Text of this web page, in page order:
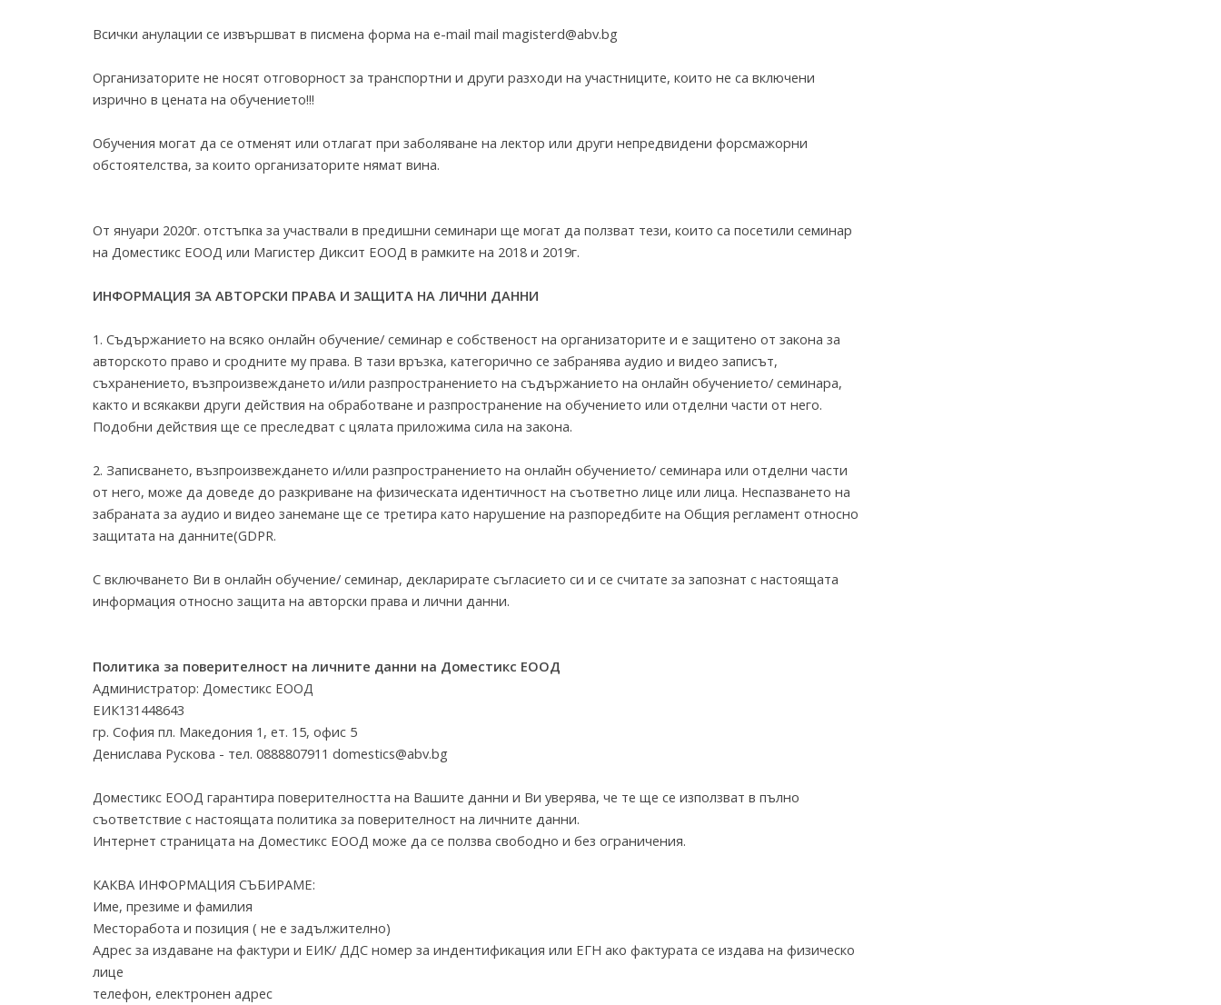
Всички анулации се извършват в писмена форма на e-mail mail magisterd@abv.bg
Организаторите не носят отговорност за транспортни и други разходи на участниците, които не са включени
изрично в цената на обучението!!!
Обучения могат да се отменят или отлагат при заболяване на лектор или други непредвидени форсмажорни
обстоятелства, за които организаторите нямат вина.
От януари 2020г. отстъпка за участвали в предишни семинари ще могат да ползват тези, които са посетили семинар
на Доместикс ЕООД или Магистер Диксит ЕООД в рамките на 2018 и 2019г.
ИНФОРМАЦИЯ ЗА АВТОРСКИ ПРАВА И ЗАЩИТА НА ЛИЧНИ ДАННИ
1. Съдържанието на всяко онлайн обучение/ семинар е собственост на организаторите и е защитено от закона за
авторското право и сродните му права. В тази връзка, категорично се забранява аудио и видео записът,
съхранението, възпроизвеждането и/или разпространението на съдържанието на онлайн обучението/ семинара,
както и всякакви други действия на обработване и разпространение на обучението или отделни части от него.
Подобни действия ще се преследват с цялата приложима сила на закона.
2. Записването, възпроизвеждането и/или разпространението на онлайн обучението/ семинара или отделни части
от него, може да доведе до разкриване на физическата идентичност на съответно лице или лица. Неспазването на
забраната за аудио и видео занемане ще се третира като нарушение на разпоредбите на Общия регламент относно
защитата на данните(GDPR.
С включването Ви в онлайн обучение/ семинар, декларирате съгласието си и се считате за запознат с настоящата
информация относно защита на авторски права и лични данни.
Политика за поверителност на личните данни на Доместикс ЕООД
Администратор: Доместикс ЕООД
ЕИК131448643
гр. София пл. Македония 1, ет. 15, офис 5
Денислава Рускова - тел. 0888807911 domestics@abv.bg
Доместикс ЕООД гарантира поверителността на Вашите данни и Ви уверява, че те ще се използват в пълно
съответствие с настоящата политика за поверителност на личните данни.
Интернет страницата на Доместикс ЕООД може да се ползва свободно и без ограничения.
КАКВА ИНФОРМАЦИЯ СЪБИРАМЕ:
Име, презиме и фамилия
Месторабота и позиция ( не е задължително)
Адрес за издаване на фактури и ЕИК/ ДДС номер за индентификация или ЕГН ако фактурата се издава на физическо
лице
телефон, електронен адрес